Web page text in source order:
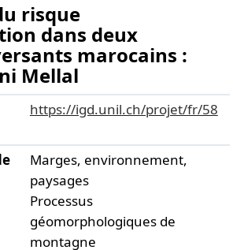
risque
dans deux
marocains :
Mellal
https://igd.unil.ch/projet/fr/58
Marges, environnement,
paysages
Processus
géomorphologiques de
montagne